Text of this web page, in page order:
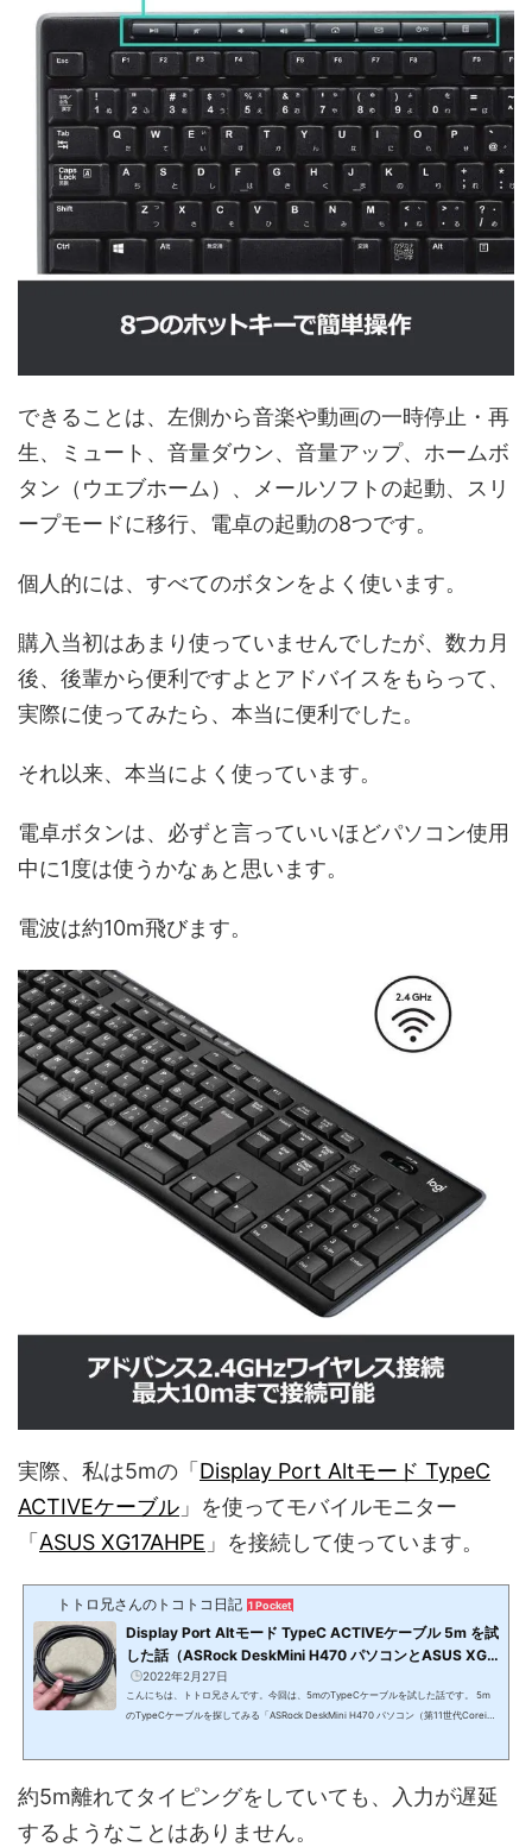
できることは、左側から音楽や動画の一時停止・再
生、ミュート、音量ダウン、音量アップ、ホームボ
タン（ウエブホーム）、メールソフトの起動、スリ
ープモードに移行、電卓の起動の8つです。
個人的には、すべてのボタンをよく使います。
購入当初はあまり使っていませんでしたが、数カ月
後、後輩から便利ですよとアドバイスをもらって、
実際に使ってみたら、本当に便利でした。
それ以来、本当によく使っています。
電卓ボタンは、必ずと言っていいほどパソコン使用
中に1度は使うかなぁと思います。
電波は約10m飛びます。
実際、私は5mの「 Display Port Altモード TypeC
ACTIVEケーブル 」を使ってモバイルモニター
「 ASUS XG17AHPE 」を接続して使っています。
トトロ兄さんのトコトコ日記 1 Pocket
Display Port Altモード TypeC ACTIVEケーブル 5m を試
した話（ASRock DeskMini H470 パソコンとASUS XG1
7AHPE を接続する・KC-ALCCA1450）
2022年2月27日
こんにちは、トトロ兄さんです。今回は、5mのTypeCケーブルを試した話です。 5m
のTypeCケーブルを探してみる「ASRock DeskMini H470 パソコン（第11世代Corei9
ンワサプライ DisplayPortAltモード TypeC ACTIVEケーブル（ブラック・5m） (8.1Gb
約5m離れてタイピングをしていても、入力が遅延
するようなことはありません。